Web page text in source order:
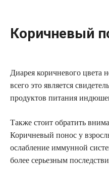
Коричневый
Диарея коричневого цвета
всего это является
продуктов питания
Также стоит обратить
Коричневый понос у
ослабление иммунной
более серьезным